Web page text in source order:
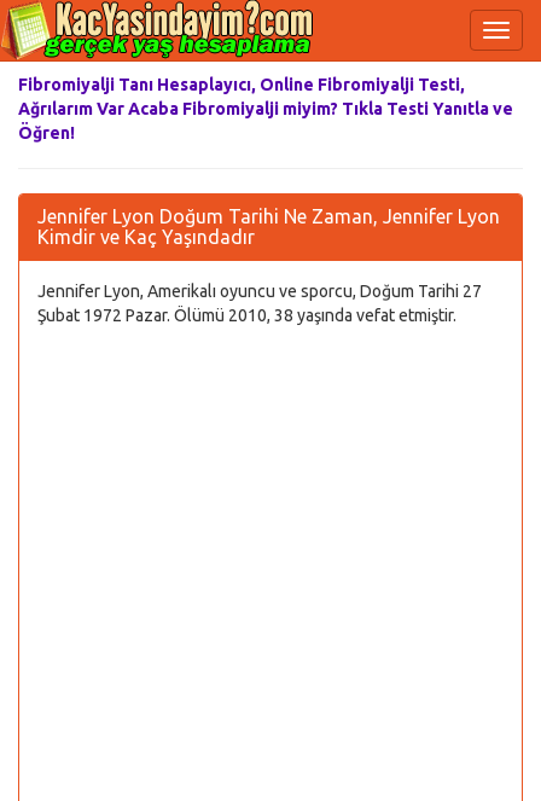
Fibromiyalji Tanı Hesaplayıcı, Online Fibromiyalji Testi,
Ağrılarım Var Acaba Fibromiyalji miyim? Tıkla Testi Yanıtla ve
Öğren!
Jennifer Lyon Doğum Tarihi Ne Zaman, Jennifer Lyon
Kimdir ve Kaç Yaşındadır
Jennifer Lyon, Amerikalı oyuncu ve sporcu, Doğum Tarihi 27
Şubat 1972 Pazar. Ölümü 2010, 38 yaşında vefat etmiştir.